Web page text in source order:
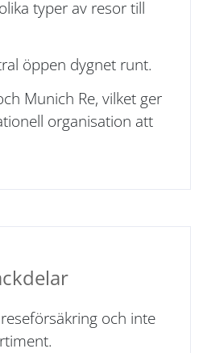
typer av resor till
öppen dygnet runt.
Munich Re, vilket ger
organisation att
och inte